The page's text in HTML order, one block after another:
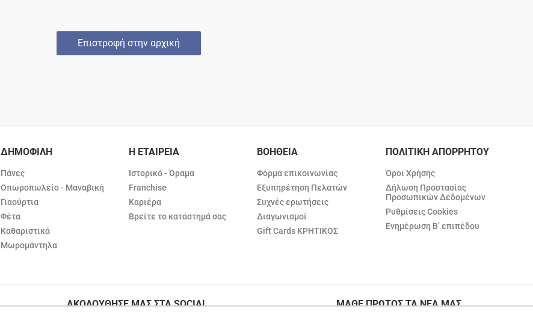
Επιστροφή στην αρχική
ΔΗΜΟΦΙΛΗ
Πάνες
Οπωροπωλείο - Μαναβική
Γιαούρτια
Φέτα
Καθαριστικά
Μωρομάντηλα
Η ΕΤΑΙΡΕΙΑ
Ιστορικό - Όραμα
Franchise
Καριέρα
Βρείτε το κατάστημά σας
ΒΟΗΘΕΙΑ
Φόρμα επικοινωνίας
Εξυπηρέτηση Πελατών
Συχνές ερωτήσεις
Διαγωνισμοί
Gift Cards ΚΡΗΤΙΚΟΣ
ΠΟΛΙΤΙΚΗ ΑΠΟΡΡΗΤΟΥ
Όροι Χρήσης
Δήλωση Προστασίας
Προσωπικών Δεδομένων
Ρυθμίσεις Cookies
Ενημέρωση Β’ επιπέδου
ΑΚΟΛΟΥΘΗΣΕ ΜΑΣ ΣΤΑ SOCIAL ΜΑΘΕ ΠΡΩΤΟΣ ΤΑ ΝΕΑ ΜΑΣ